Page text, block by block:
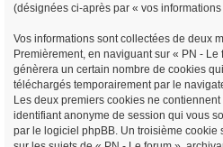
(désignées ci-après par « vos informations
Vos informations sont collectées de deux
Premièrement, en naviguant sur « PN -
génèrera un certain nombre de cookies
téléchargés temporairement par le
Les deux premiers cookies ne
identifiant anonyme de session qui vous
par le logiciel phpBB. Un troisième cookie